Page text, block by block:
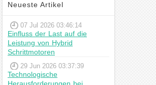
Neueste Artikel
07 Jul 2026 03:46:14
Einfluss der Last auf die
Leistung von Hybrid
Schrittmotoren
29 Jun 2026 03:37:39
Technologische